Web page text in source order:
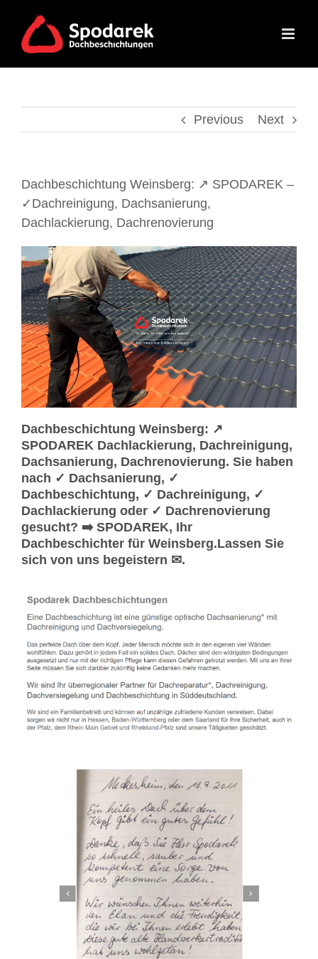
content
Previous Next
Dachbeschichtung Weinsberg: ↗️ SPODAREK –
✓Dachreinigung, Dachsanierung,
Dachlackierung, Dachrenovierung
Dachbeschichtung Weinsberg: ↗️
SPODAREK Dachlackierung, Dachreinigung,
Dachsanierung, Dachrenovierung. Sie haben
nach ✓ Dachsanierung, ✓
Dachbeschichtung, ✓ Dachreinigung, ✓
Dachlackierung oder ✓ Dachrenovierung
gesucht? ➡️ SPODAREK, Ihr
Dachbeschichter für Weinsberg.Lassen Sie
sich von uns begeistern ✉.